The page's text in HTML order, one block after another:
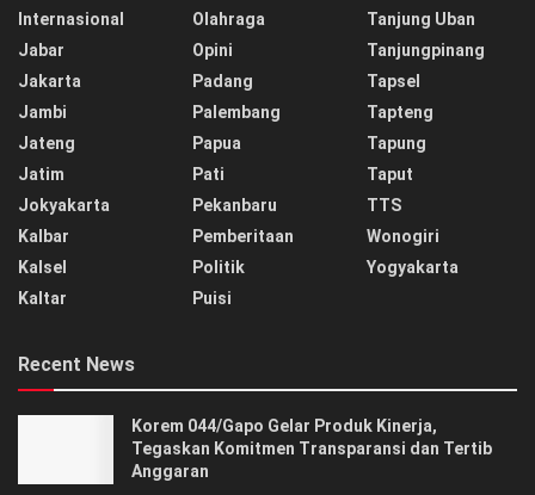
Internasional
Jabar
Jakarta
Jambi
Jateng
Jatim
Jokyakarta
Kalbar
Kalsel
Kaltar
Olahraga
Opini
Padang
Palembang
Papua
Pati
Pekanbaru
Pemberitaan
Politik
Puisi
Tanjung Uban
Tanjungpinang
Tapsel
Tapteng
Tapung
Taput
TTS
Wonogiri
Yogyakarta
Recent News
Korem 044/Gapo Gelar Produk Kinerja,
Tegaskan Komitmen Transparansi dan Tertib
Anggaran